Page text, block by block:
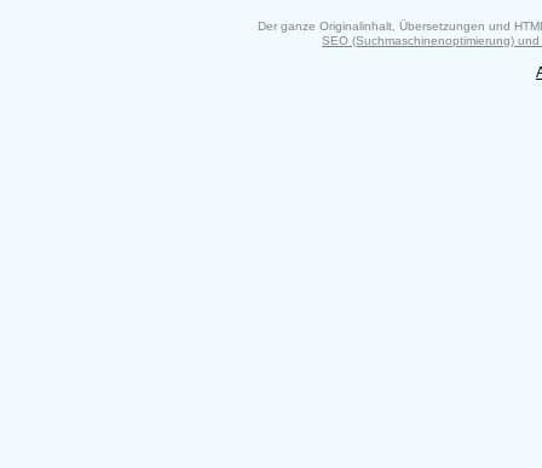
Der ganze Originalinhalt, Übersetzungen und
SEO (Suchmaschinenoptimierung)